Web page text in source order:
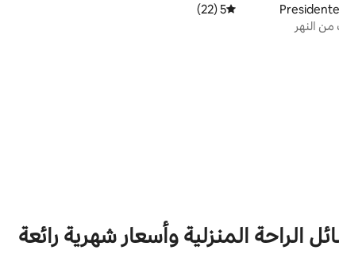
متوسط التقييم 5 من 5، 22 مراجعات
5 (22)
النهر
الراحة المنزلية وأسعار شهرية رائعة